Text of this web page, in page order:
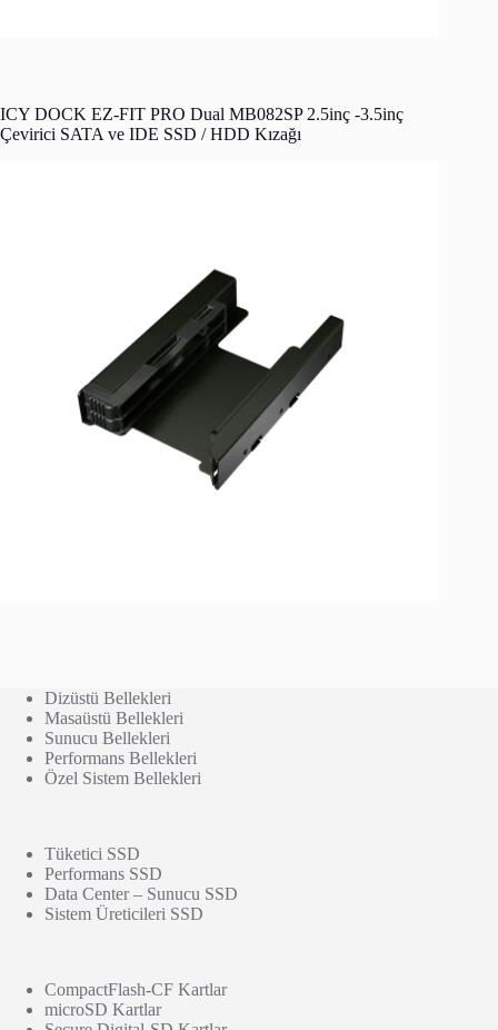
ICY DOCK EZ-FIT PRO Dual MB082SP 2.5inç -3.5inç
Çevirici SATA ve IDE SSD / HDD Kızağı
Dizüstü Bellekleri
Masaüstü Bellekleri
Sunucu Bellekleri
Performans Bellekleri
Özel Sistem Bellekleri
Tüketici SSD
Performans SSD
Data Center – Sunucu SSD
Sistem Üreticileri SSD
CompactFlash-CF Kartlar
microSD Kartlar